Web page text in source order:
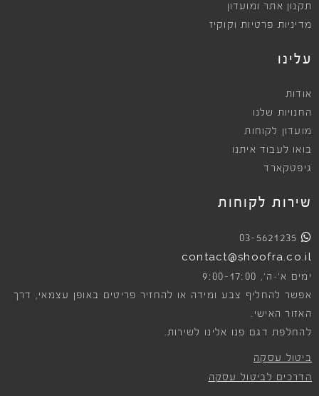
תקנון אתר ומועדון
מדיניות פרטיות וקוקיז
עלינו
אודות
החנויות שלנו
מועדון לקוחות
בואו לעבוד איתנו
גיפטקארד
שירות לקוחות
03-5621235
contact@shoofra.co.il
ימים א׳-ה׳, 9:00-17:00
אפשר להחליף צבע ומידה או להחזיר פריטים באופן עצמאי, דרך
האזור האישי.
להחלפת דגם פנו אלינו לשירות.
ביטול עסקה
הדרכים לביטול עסקה